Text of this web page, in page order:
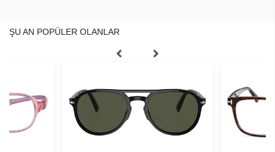
ŞU AN POPÜLER OLANLAR